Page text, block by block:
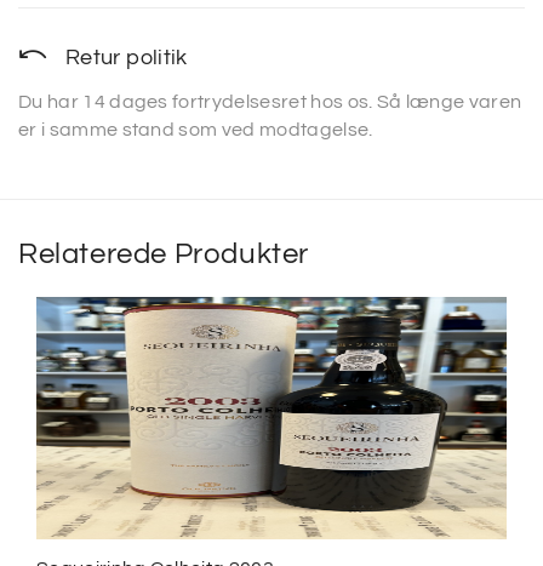
Retur politik
Du har 14 dages fortrydelsesret hos os. Så længe varen
er i samme stand som ved modtagelse.
Relaterede Produkter